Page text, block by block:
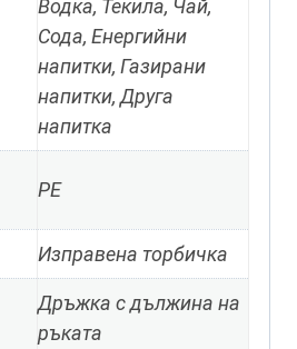
Водка, Текила, Чай,
Сода, Енергийни
напитки, Газирани
напитки, Друга
напитка
PE
Изправена торбичка
Дръжка с дължина на
ръката